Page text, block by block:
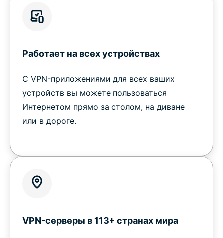
Работает на всех устройствах
С VPN-приложениями для всех ваших
устройств вы можете пользоваться
Интернетом прямо за столом, на диване
или в дороге.
VPN-серверы в 113+ странах мира